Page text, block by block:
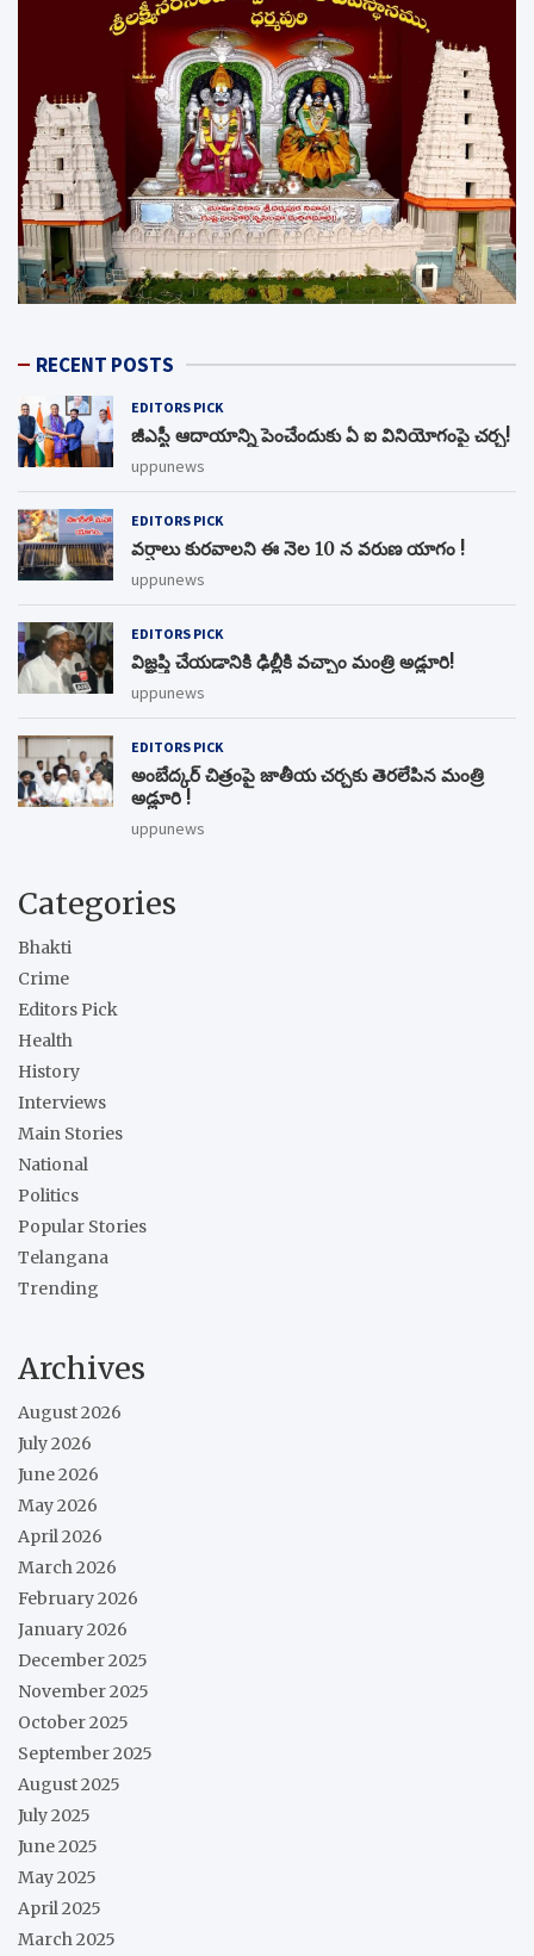
RECENT POSTS
EDITORS PICK
జీఎస్టీ ఆదాయాన్ని పెంచేందుకు ఏ ఐ వినియోగంపై చర్చ!
uppunews
EDITORS PICK
వర్షాలు కురవాలని ఈ నెల 10 న వరుణ యాగం !
uppunews
EDITORS PICK
విజ్ఞప్తి చేయడానికి ఢిల్లీకి వచ్చాం మంత్రి అడ్లూరి!
uppunews
EDITORS PICK
అంబేద్కర్ చిత్రంపై జాతీయ చర్చకు తెరలేపిన మంత్రి
అడ్లూరి !
uppunews
Categories
Bhakti
Crime
Editors Pick
Health
History
Interviews
Main Stories
National
Politics
Popular Stories
Telangana
Trending
Archives
August 2026
July 2026
June 2026
May 2026
April 2026
March 2026
February 2026
January 2026
December 2025
November 2025
October 2025
September 2025
August 2025
July 2025
June 2025
May 2025
April 2025
March 2025